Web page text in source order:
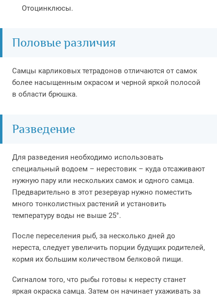
Отоцинклюсы.
Половые различия
Самцы карликовых тетрадонов отличаются от самок
более насыщенным окрасом и черной яркой полосой
в области брюшка.
Разведение
Для разведения необходимо использовать
специальный водоем – нерестовик – куда отсаживают
нужную пару или нескольких самок и одного самца.
Предварительно в этот резервуар нужно поместить
много тонколистных растений и установить
температуру воды не выше 25°.
После переселения рыб, за несколько дней до
нереста, следует увеличить порции будущих родителей,
кормя их большим количеством белковой пищи.
Сигналом того, что рыбы готовы к нересту станет
яркая окраска самца. Затем он начинает ухаживать за